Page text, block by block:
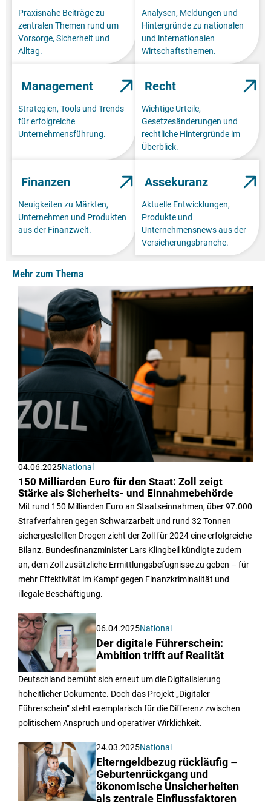
Praxisnahe Beiträge zu
zentralen Themen rund um
Vorsorge, Sicherheit und
Alltag.
Analysen, Meldungen und
Hintergründe zu nationalen
und internationalen
Wirtschaftsthemen.
Management
Strategien, Tools und Trends
für erfolgreiche
Unternehmensführung.
Recht
Wichtige Urteile,
Gesetzesänderungen und
rechtliche Hintergründe im
Überblick.
Finanzen
Neuigkeiten zu Märkten,
Unternehmen und Produkten
aus der Finanzwelt.
Assekuranz
Aktuelle Entwicklungen,
Produkte und
Unternehmensnews aus der
Versicherungsbranche.
Mehr zum Thema
04.06.2025National
150 Milliarden Euro für den Staat: Zoll zeigt
Stärke als Sicherheits- und Einnahmebehörde
Mit rund 150 Milliarden Euro an Staatseinnahmen, über 97.000
Strafverfahren gegen Schwarzarbeit und rund 32 Tonnen
sichergestellten Drogen zieht der Zoll für 2024 eine erfolgreiche
Bilanz. Bundesfinanzminister Lars Klingbeil kündigte zudem
an, dem Zoll zusätzliche Ermittlungsbefugnisse zu geben – für
mehr Effektivität im Kampf gegen Finanzkriminalität und
illegale Beschäftigung.
06.04.2025National
Der digitale Führerschein:
Ambition trifft auf Realität
Deutschland bemüht sich erneut um die Digitalisierung
hoheitlicher Dokumente. Doch das Projekt „Digitaler
Führerschein“ steht exemplarisch für die Differenz zwischen
politischem Anspruch und operativer Wirklichkeit.
24.03.2025National
Elterngeldbezug rückläufig –
Geburtenrückgang und
ökonomische Unsicherheiten
als zentrale Einflussfaktoren